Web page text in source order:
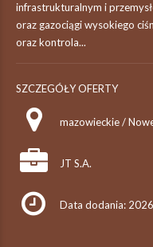
infrastrukturalnym i
oraz gazociągi wysokiego
oraz kontrola...
SZCZEGÓŁY OFERTY
mazowieckie /
JT S.A.
Data dodania: